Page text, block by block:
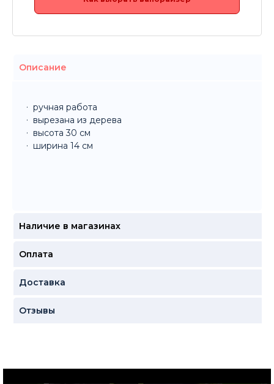
Описание
ручная работа
вырезана из дерева
высота 30 см
ширина 14 см
Наличие в магазинах
Оплата
Доставка
Отзывы